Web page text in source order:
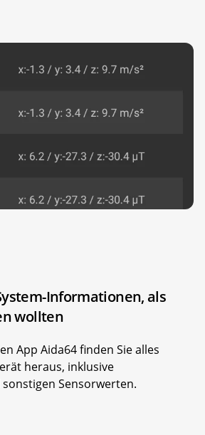
Informationen, als
wollten
App Aida64 finden Sie alles
heraus, inklusive
Sensorwerten.